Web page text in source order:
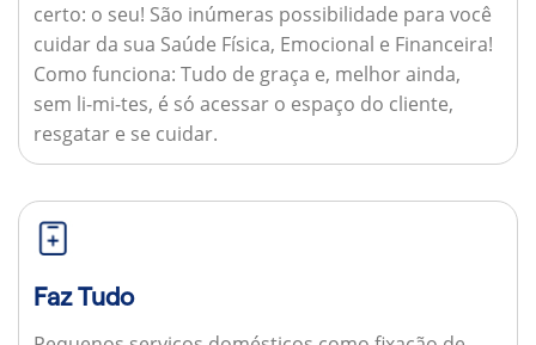
certo: o seu! São inúmeras possibilidade para você
cuidar da sua Saúde Física, Emocional e Financeira!
Como funciona: Tudo de graça e, melhor ainda,
sem li-mi-tes, é só acessar o espaço do cliente,
resgatar e se cuidar.
Faz Tudo